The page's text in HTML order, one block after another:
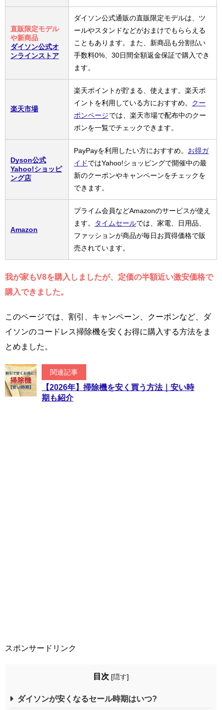
直販限定モデル
や新商品
ダイソン公式オ
ンラインストア
ダイソン公式通販の直販限定モデルは、ツ
ールやスタンドなどがおまけでもららえる
こともあります。また、新商品も分割払い
手数料0%、30日間全額返金保証で購入でき
ます。
楽天市場
楽天ポイントが貯まる、使えます。楽天ポ
イントを利用している方におすすめ。 クー
ポンページでは、楽天市場で配布中のクー
ポンを一覧でチェックできます。
Dyson公式
Yahoo!ショッピ
ング店
PayPayを利用したい方におすすめ。 お得ガ
イドではYahoo!ショッピングで開催中の最
新のクーポンやキャンペーンをチェックを
できます。
Amazon
プライム会員などAmazonのサービスが使え
ます。
タイムセールでは、家電、日用品、
ファッションが商品が毎日お買得価格で販
売されています。
我が家もV8を購入しましたが、定価の半額近い激安価格で
購入できました。
このページでは、割引、キャンペーン、クーポンなど、ダ
イソンのコードレス掃除機を安くお得に購入する方法をま
とめました。
関連記事
【2026年】掃除機を安く買う方法｜安い時
期も紹介
スポンサードリンク
目次 [隠す]
ダイソンが安くなるセール時期はいつ?